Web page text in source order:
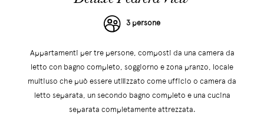
3 persone
Appartamenti per tre persone, composti da una camera da
letto con bagno completo, soggiorno e zona pranzo, locale
multiuso che può essere utilizzato come ufficio o camera da
letto separata, un secondo bagno completo e una cucina
separata completamente attrezzata.